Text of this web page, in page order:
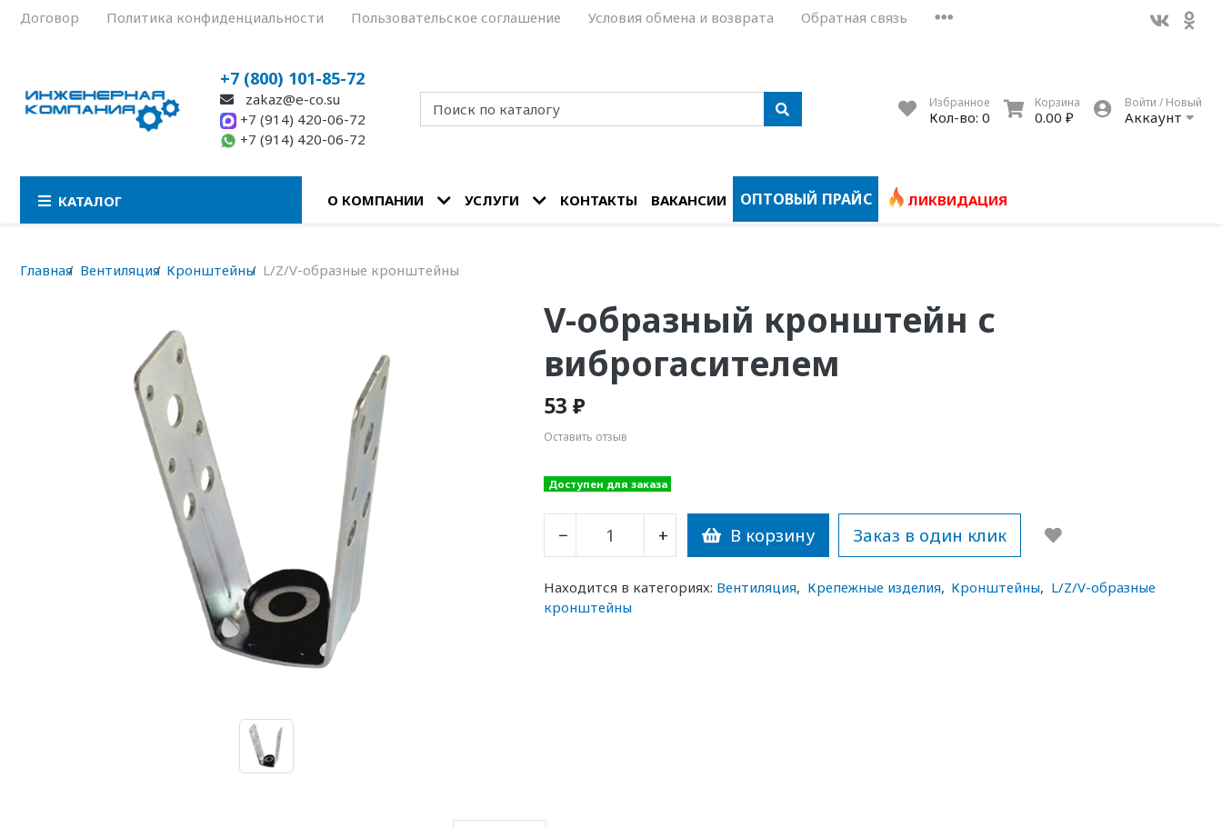
Договор Политика конфиденциальности Пользовательское соглашение Условия обмена и возврата Обратная связь
+7 (800) 101-85-72
zakaz@e-co.su
+7 (914) 420-06-72
+7 (914) 420-06-72
Избранное
Кол-во: 0
Корзина
0.00 ₽
Войти / Новый
Аккаунт
КАТАЛОГ О КОМПАНИИ УСЛУГИ КОНТАКТЫ ВАКАНСИИ ОПТОВЫЙ ПРАЙС ЛИКВИДАЦИЯ
Главная Вентиляция Кронштейны L/Z/V-образные кронштейны
V-образный кронштейн с
виброгасителем
53 ₽
Оставить отзыв
Доступен для заказа
− + В корзину Заказ в один клик
Находится в категориях: Вентиляция, Крепежные изделия, Кронштейны, L/Z/V-образные
кронштейны